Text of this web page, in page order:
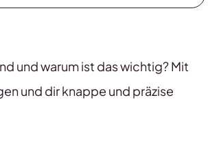
und warum ist das wichtig? Mit
und dir knappe und präzise